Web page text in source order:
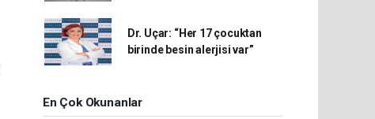
Dr. Uçar: “Her 17 çocuktan
birinde besin alerjisi var”
En Çok Okunanlar